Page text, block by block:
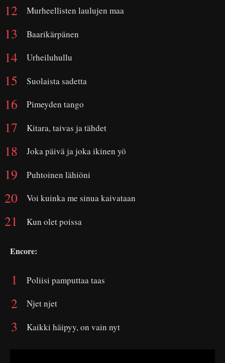
Murheellisten laulujen maa
Baarikärpänen
Urheiluhullu
Suolaista sadetta
Pimeyden tango
Kitara, taivas ja tähdet
Joka päivä ja joka ikinen yö
Puhtoinen lähiöni
Voi kuinka me sinua kaivataan
Kun olet poissa
Encore:
Poliisi pamputtaa taas
Njet njet
Kaikki häipyy, on vain nyt